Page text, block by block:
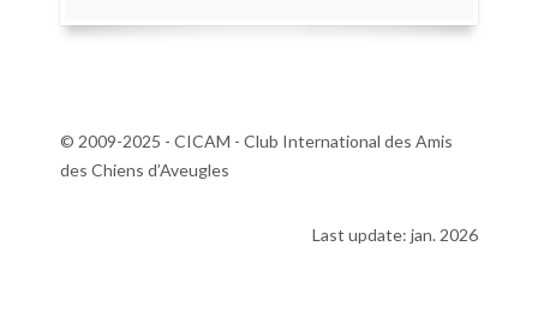
© 2009-2025 - CICAM - Club International des Amis
des Chiens d’Aveugles
Last update: jan. 2026